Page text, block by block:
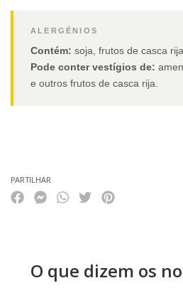
ALERGÉNIOS
Contém: soja, frutos de casca
Pode conter vestígios de:
e outros frutos de casca rija.
PARTILHAR
O que dizem os